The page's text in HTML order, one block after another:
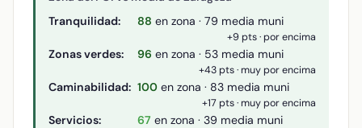
Tranquilidad: 88 en zona · 79 media muni
+9 pts · por encima
Zonas verdes: 96 en zona · 53 media muni
+43 pts · muy por encima
Caminabilidad: 100 en zona · 83 media muni
+17 pts · muy por encima
Servicios: 67 en zona · 39 media muni